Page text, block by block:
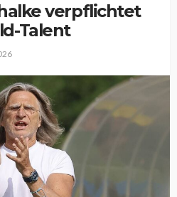
verpflichtet
Talent